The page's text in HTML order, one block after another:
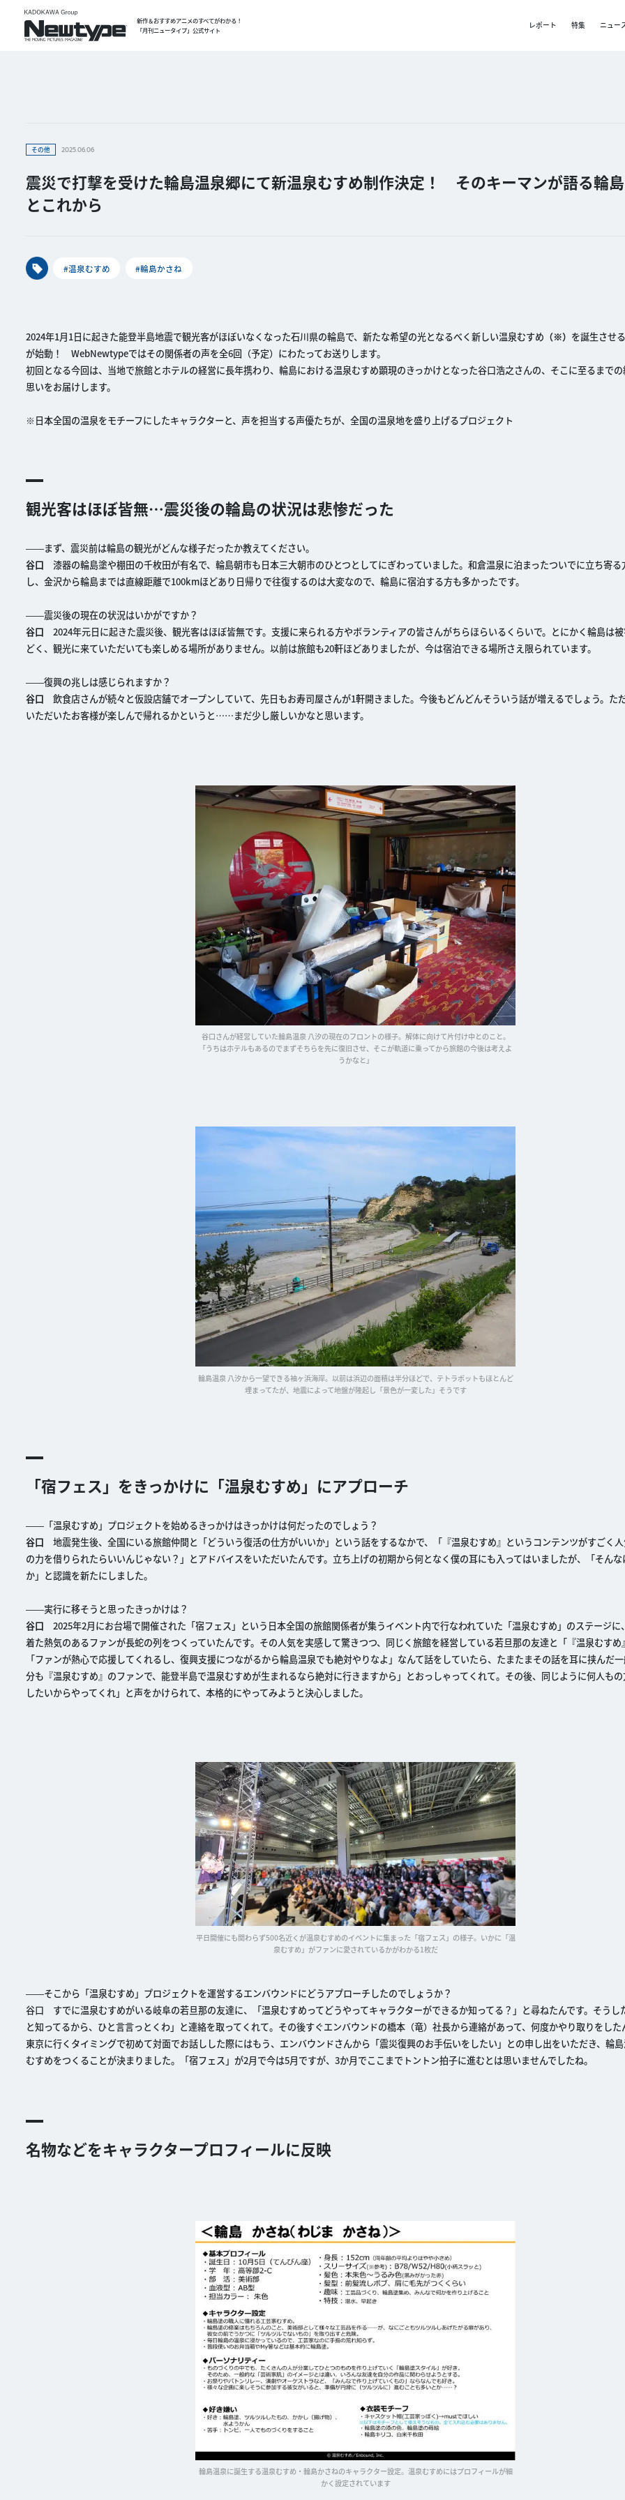
新作＆おすすめアニメのすべてがわかる！
「月刊ニュータイプ」公式サイト
レポート 特集 ニュー
その他 2025.06.06
震災で打撃を受けた輪島温泉郷にて新温泉むすめ制作決定！ そのキーマンが語る輪
とこれから
#温泉むすめ #輪島かさね
2024年1月1日に起きた能登半島地震で観光客がほぼいなくなった石川県の輪島で、新たな希望の光となるべく新しい温泉むすめ （※） を誕生させ
が始動！ WebNewtypeではその関係者の声を全6回（予定）にわたってお送りします。
初回となる今回は、当地で旅館とホテルの経営に長年携わり、輪島における温泉むすめ顕現のきっかけとなった谷口浩之さんの、そこに至るまで
思いをお届けします。
※日本全国の温泉をモチーフにしたキャラクターと、声を担当する声優たちが、全国の温泉地を盛り上げるプロジェクト
観光客はほぼ皆無…震災後の輪島の状況は悲惨だった
――まず、震災前は輪島の観光がどんな様子だったか教えてください。
谷口 漆器の輪島塗や棚田の千枚田が有名で、輪島朝市も日本三大朝市のひとつとしてにぎわっていました。和倉温泉に泊まったついでに立ち寄る
し、金沢から輪島までは直線距離で100kmほどあり日帰りで往復するのは大変なので、輪島に宿泊する方も多かったです。
――震災後の現在の状況はいかがですか？
谷口 2024年元日に起きた震災後、観光客はほぼ皆無です。支援に来られる方やボランティアの皆さんがちらほらいるくらいで。とにかく輪島は
どく、観光に来ていただいても楽しめる場所がありません。以前は旅館も20軒ほどありましたが、今は宿泊できる場所さえ限られています。
――復興の兆しは感じられますか？
谷口 飲食店さんが続々と仮設店舗でオープンしていて、先日もお寿司屋さんが1軒開きました。今後もどんどんそういう話が増えるでしょう。た
いただいたお客様が楽しんで帰れるかというと……まだ少し厳しいかなと思います。
谷口さんが経営していた輪島温泉 八汐の現在のフロントの様子。解体に向けて片付け中とのこと。
「うちはホテルもあるのでまずそちらを先に復旧させ、そこが軌道に乗ってから旅館の今後は考えよ
うかなと」
輪島温泉 八汐から一望できる袖ヶ浜海岸。以前は浜辺の面積は半分ほどで、テトラポットもほとんど
埋まってたが、地震によって地盤が隆起し「景色が一変した」そうです
「宿フェス」をきっかけに「温泉むすめ」にアプローチ
――「温泉むすめ」プロジェクトを始めるきっかけはきっかけは何だったのでしょう？
谷口 地震発生後、全国にいる旅館仲間と「どういう復活の仕方がいいか」という話をするなかで、「『温泉むすめ』というコンテンツがすごく
の力を借りられたらいいんじゃない？」とアドバイスをいただいたんです。立ち上げの初期から何となく僕の耳にも入ってはいましたが、「そんな
か」と認識を新たにしました。
――実行に移そうと思ったきっかけは？
谷口 2025年2月にお台場で開催された「宿フェス」という日本全国の旅館関係者が集うイベント内で行なわれていた「温泉むすめ」のステージに
着た熱気のあるファンが長蛇の列をつくっていたんです。その人気を実感して驚きつつ、同じく旅館を経営している若旦那の友達と「『温泉むすめ
「ファンが熱心で応援してくれるし、復興支援につながるから輪島温泉でも絶対やりなよ」なんて話をしていたら、たまたまその話を耳に挟んだ
分も『温泉むすめ』のファンで、能登半島で温泉むすめが生まれるなら絶対に行きますから」とおっしゃってくれて。その後、同じように何人も
したいからやってくれ」と声をかけられて、本格的にやってみようと決心しました。
平日開催にも関わらず500名近くが温泉むすめのイベントに集まった「宿フェス」の様子。いかに「温
泉むすめ」がファンに愛されているかがわかる1枚だ
――そこから「温泉むすめ」プロジェクトを運営するエンバウンドにどうアプローチしたのでしょうか？
谷口 すでに温泉むすめがいる岐阜の若旦那の友達に、「温泉むすめってどうやってキャラクターができるか知ってる？」と尋ねたんです。そうし
と知ってるから、ひと言言っとくわ」と連絡を取ってくれて。その後すぐエンバウンドの橋本（竜）社長から連絡があって、何度かやり取りをした
東京に行くタイミングで初めて対面でお話しした際にはもう、エンバウンドさんから「震災復興のお手伝いをしたい」との申し出をいただき、輪
むすめをつくることが決まりました。「宿フェス」が2月で今は5月ですが、3か月でここまでトントン拍子に進むとは思いませんでしたね。
名物などをキャラクタープロフィールに反映
輪島温泉に誕生する温泉むすめ・輪島かさねのキャラクター設定。温泉むすめにはプロフィールが細
かく設定されています